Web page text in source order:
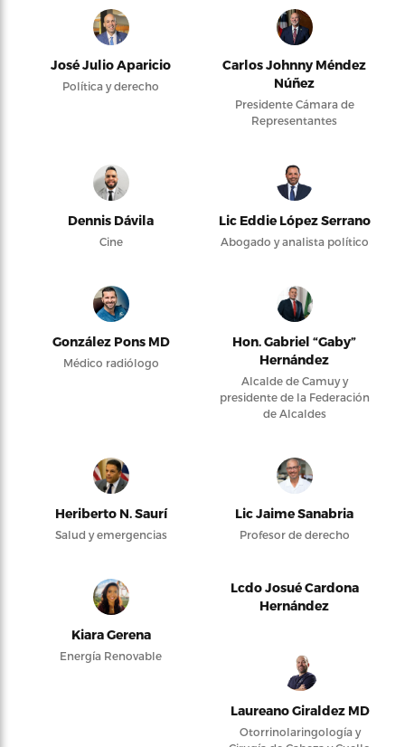
José Julio Aparicio
Política y derecho
Carlos Johnny Méndez
Núñez
Presidente Cámara de
Representantes
Dennis Dávila
Cine
Lic Eddie López Serrano
Abogado y analista político
González Pons MD
Médico radiólogo
Hon. Gabriel “Gaby”
Hernández
Alcalde de Camuy y
presidente de la Federación
de Alcaldes
Heriberto N. Saurí
Salud y emergencias
Lic Jaime Sanabria
Profesor de derecho
Kiara Gerena
Energía Renovable
Lcdo Josué Cardona
Hernández
Laureano Giraldez MD
Otorrinolaringología y